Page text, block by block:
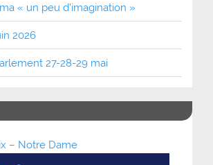
« un peu d’imagination »
2026
27-28-29 mai
– Notre Dame